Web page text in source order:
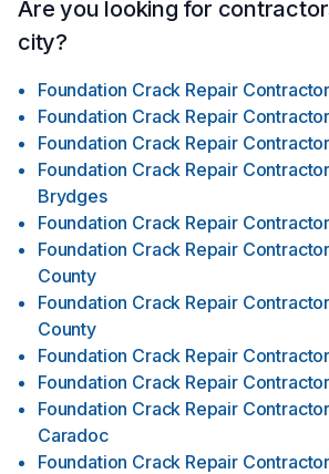
Are you looking for
city?
Foundation Crack Repair
Foundation Crack Repair
Foundation Crack Repair
Foundation Crack Repair
Brydges
Foundation Crack Repair
Foundation Crack Repair
County
Foundation Crack Repair
County
Foundation Crack Repair
Foundation Crack Repair
Foundation Crack Repair
Caradoc
Foundation Crack Repair